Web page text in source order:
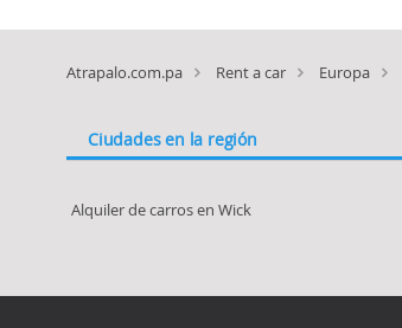
Atrapalo.com.pa Rent a car Europa
Ciudades en la región
Alquiler de carros en Wick